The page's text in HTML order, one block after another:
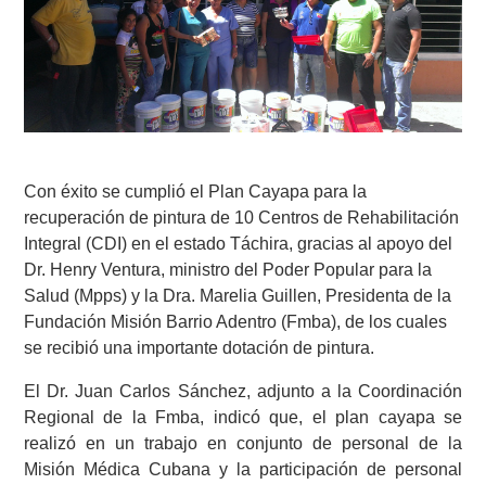
Con éxito se cumplió el Plan Cayapa para la
recuperación de pintura de 10 Centros de Rehabilitación
Integral (CDI) en el estado Táchira, gracias al apoyo del
Dr. Henry Ventura, ministro del Poder Popular para la
Salud (Mpps) y la Dra. Marelia Guillen, Presidenta de la
Fundación Misión Barrio Adentro (Fmba), de los cuales
se recibió una importante dotación de pintura.
El Dr. Juan Carlos Sánchez, adjunto a la Coordinación
Regional de la Fmba, indicó que, el plan cayapa se
realizó en un trabajo en conjunto de personal de la
Misión Médica Cubana y la participación de personal